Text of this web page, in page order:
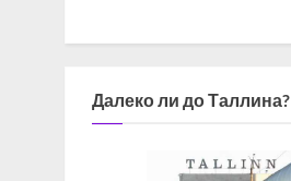
Далеко ли до Таллина?